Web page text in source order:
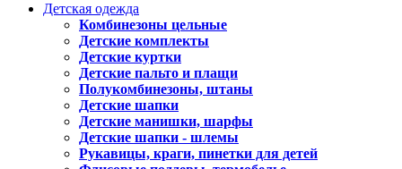
Детская одежда
Комбинезоны цельные
Детские комплекты
Детские куртки
Детские пальто и плащи
Полукомбинезоны, штаны
Детские шапки
Детские манишки, шарфы
Детские шапки - шлемы
Рукавицы, краги, пинетки для детей